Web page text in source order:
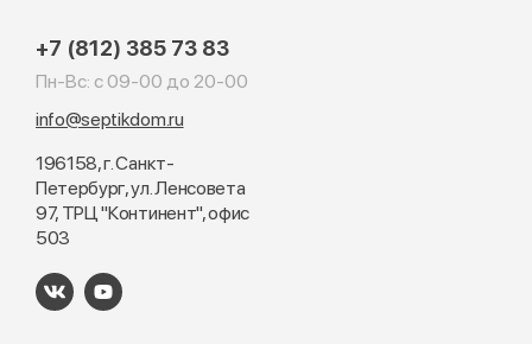
+7 (812) 385 73 83
Пн-Вс: с 09-00 до 20-00
info@septikdom.ru
196158, г. Санкт-
Петербург, ул. Ленсовета
97, ТРЦ "Континент", офис
503